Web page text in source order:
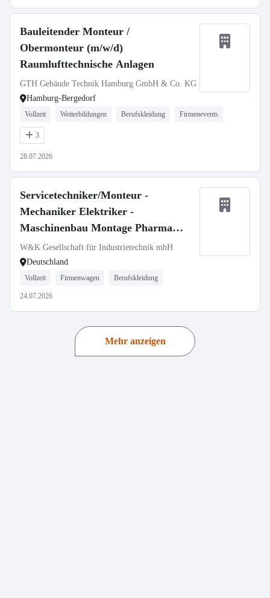
Bauleitender Monteur /
Obermonteur (m/w/d)
Raumlufttechnische Anlagen
GTH Gebäude Technik Hamburg GmbH & Co. KG
Hamburg-Bergedorf
Vollzeit Weiterbildungen Berufskleidung Firmenevents
3
28.07.2026
Servicetechniker/Monteur -
Mechaniker Elektriker -
Maschinenbau Montage Pharma
Medizintechnik (m/w/d)
W&K Gesellschaft für Industrietechnik mbH
Deutschland
Vollzeit Firmenwagen Berufskleidung
24.07.2026
Mehr anzeigen